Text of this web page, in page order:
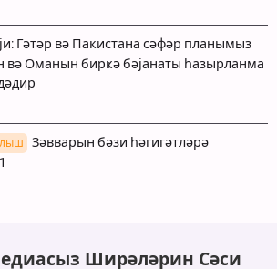
Гәтәр вә Пакистана сәфәр планымыз
вә Оманын бирҝә бәјанаты һазырланма
Зәвварын бәзи һәгигәтләрә
Ширәләрин Сәси